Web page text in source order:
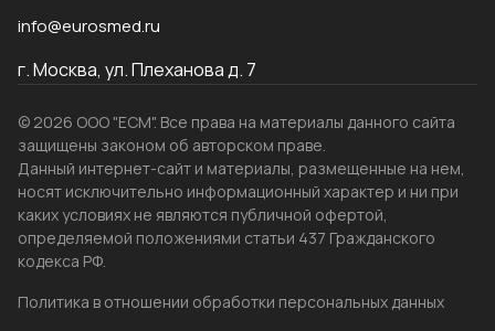
info@eurosmed.ru
г. Москва, ул. Плеханова д. 7
© 2026 ООО "ЕСМ". Все права на материалы данного сайта
защищены законом об авторском праве.
Данный интернет-сайт и материалы, размещенные на нем,
носят исключительно информационный характер и ни при
каких условиях не являются публичной офертой,
определяемой положениями статьи 437 Гражданского
кодекса РФ.
Политика в отношении обработки персональных данных